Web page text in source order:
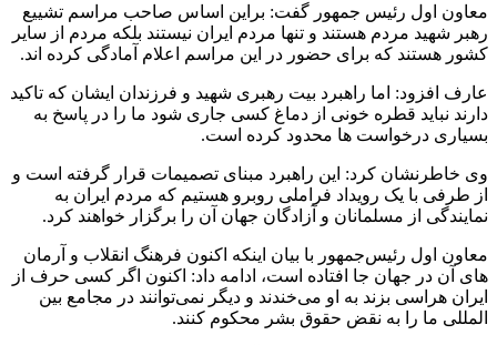
معاون اول رئیس جمهور گفت: براین اساس صاحب مراسم تشییع
رهبر شهید مردم هستند و تنها مردم ایران نیستند بلکه مردم از سایر
کشور هستند که برای حضور در این مراسم اعلام آمادگی کرده اند.
عارف افزود: اما راهبرد بیت رهبری شهید و فرزندان ایشان که تاکید
دارند نباید قطره خونی از دماغ کسی جاری شود ما را در پاسخ به
بسیاری درخواست ها محدود کرده است.
وی خاطرنشان کرد: این راهبرد مبنای تصمیمات قرار گرفته است و
از طرفی با یک رویداد فراملی روبرو هستیم که مردم ایران به
نمایندگی از مسلمانان و آزادگان جهان آن را برگزار خواهند کرد.
معاون اول رئیس‌جمهور با بیان اینکه اکنون فرهنگ انقلاب و آرمان
های آن در جهان جا افتاده است، ادامه داد: اکنون اگر کسی حرف از
ایران هراسی بزند به او می‌خندند و دیگر نمی‌توانند در مجامع بین
المللی ما را به نقض حقوق بشر محکوم کنند.